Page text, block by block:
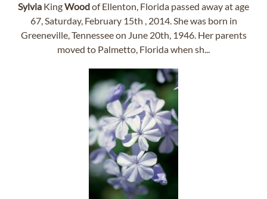
Sylvia KingWoodof Ellenton, Florida passed away at age
67, Saturday, February 15th , 2014. She was born in
Greeneville, Tennessee on June 20th, 1946. Her parents
moved to Palmetto, Florida when sh...